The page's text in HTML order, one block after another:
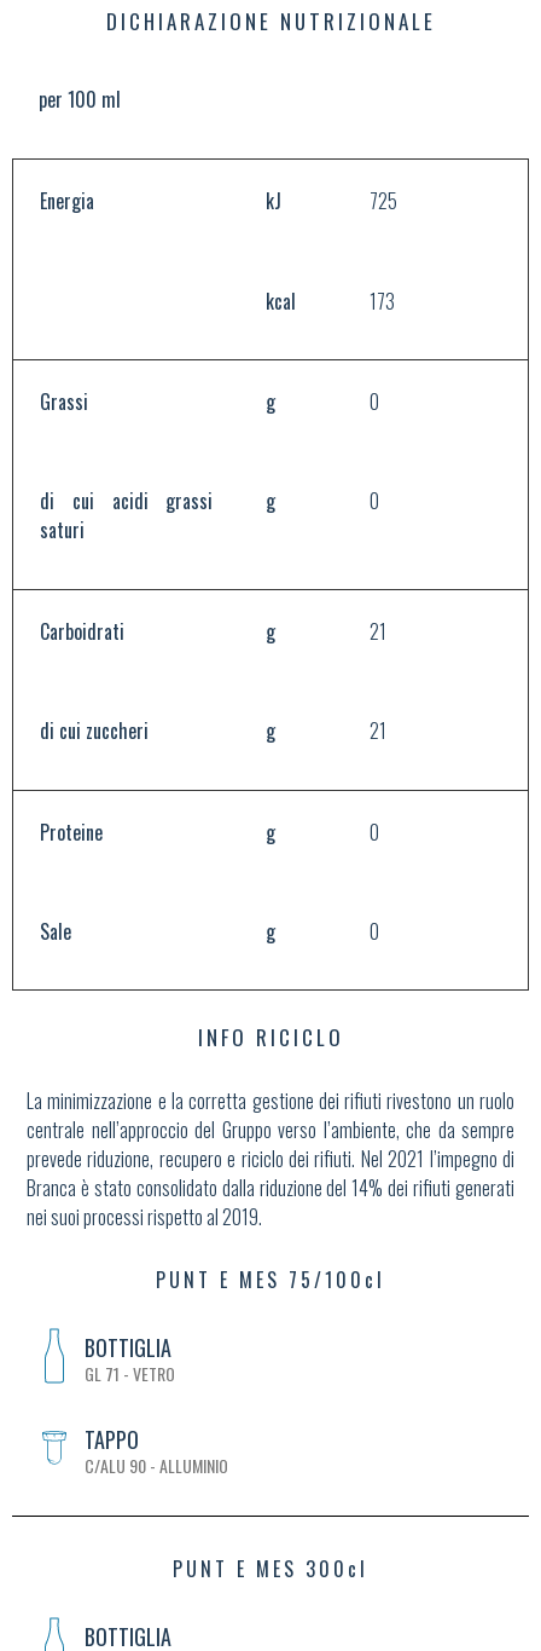
DICHIARAZIONE NUTRIZIONALE
per 100 ml
Energia kJ
kcal
725
173
Grassi
di cui acidi grassi
saturi
g
g
0
0
Carboidrati
di cui zuccheri
g
g
21
21
Proteine
Sale
g
g
0
0
INFO RICICLO
La minimizzazione e la corretta gestione dei rifiuti rivestono un ruolo
centrale nell’approccio del Gruppo verso l’ambiente, che da sempre
prevede riduzione, recupero e riciclo dei rifiuti. Nel 2021 l’impegno di
Branca è stato consolidato dalla riduzione del 14% dei rifiuti generati
nei suoi processi rispetto al 2019.
PUNT E MES 75/100cl
BOTTIGLIA
GL 71 - VETRO
TAPPO
C/ALU 90 - ALLUMINIO
PUNT E MES 300cl
BOTTIGLIA